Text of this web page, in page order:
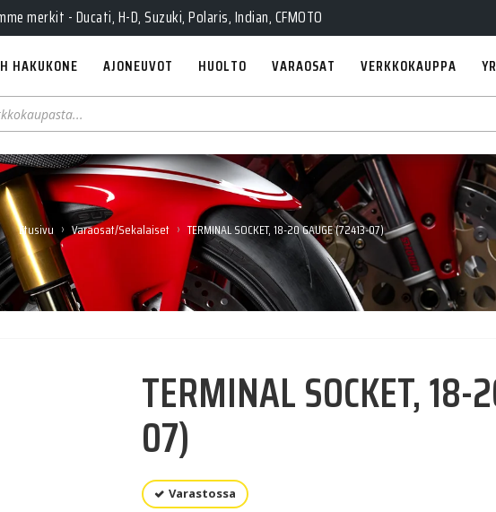
merkit - Ducati, H-D, Suzuki, Polaris, Indian, CFMOTO
HAKUKONE AJONEUVOT HUOLTO VARAOSAT VERKKOKAUPPA
Etusivu › Varaosat/Sekalaiset › TERMINAL SOCKET, 18-20 GAUGE (72413-07)
TERMINAL SOCKET, 18-
07)
Varastossa